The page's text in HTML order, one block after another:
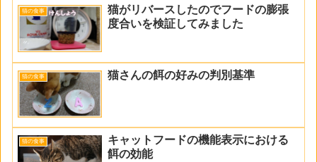
猫の食事
猫がリバースしたのでフードの膨張
度合いを検証してみました
猫の食事 猫さんの餌の好みの判別基準
猫の食事
キャットフードの機能表示における
餌の効能